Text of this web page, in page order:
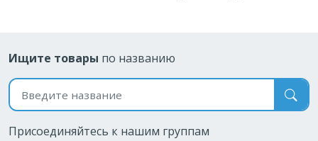
Ищите товары по названию
Поиск по названию
Присоединяйтесь к нашим группам